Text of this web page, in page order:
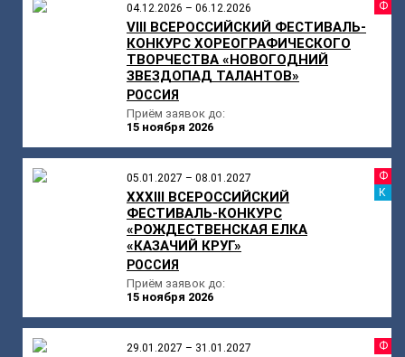
04.12.2026 – 06.12.2026
VIII ВСЕРОССИЙСКИЙ ФЕСТИВАЛЬ-
КОНКУРС ХОРЕОГРАФИЧЕСКОГО
ТВОРЧЕСТВА «НОВОГОДНИЙ
ЗВЕЗДОПАД ТАЛАНТОВ»
РОССИЯ
Приём заявок до:
15 ноября 2026
05.01.2027 – 08.01.2027
XXXIII ВСЕРОССИЙСКИЙ
ФЕСТИВАЛЬ-КОНКУРС
«РОЖДЕСТВЕНСКАЯ ЕЛКА
«КАЗАЧИЙ КРУГ»
РОССИЯ
Приём заявок до:
15 ноября 2026
29.01.2027 – 31.01.2027